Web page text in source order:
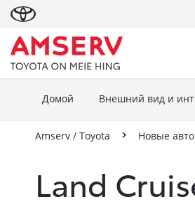
Домой Внешний вид и
Amserv / Toyota Новые
Land